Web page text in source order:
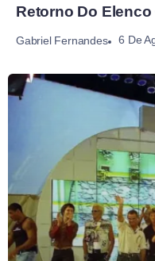
Retorno Do
Gabriel Fernandes 6 De